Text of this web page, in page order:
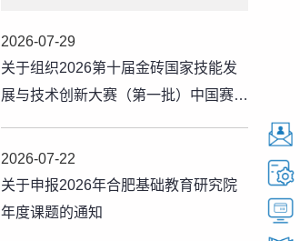
2026-07-29
关于组织2026第十届金砖国家技能发
展与技术创新大赛（第一批）中国赛区
2026-07-22
关于申报2026年合肥基础教育研究院
年度课题的通知